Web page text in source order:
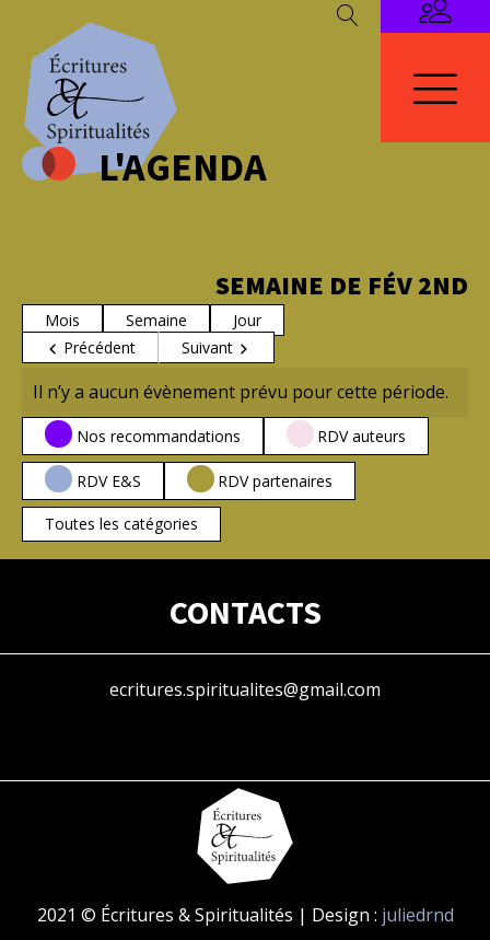
L'AGENDA
SEMAINE DE FÉV 2ND
Mois Semaine
Jour
Précédent
Suivant
Il n’y a aucun évènement prévu pour cette période.
CATÉGORIESNos recommandations RDV auteurs
RDV E&S RDV partenaires
Toutes les catégories
CONTACTS
ecritures.spiritualites@gmail.com
2021 © Écritures & Spiritualités | Design : juliedrnd